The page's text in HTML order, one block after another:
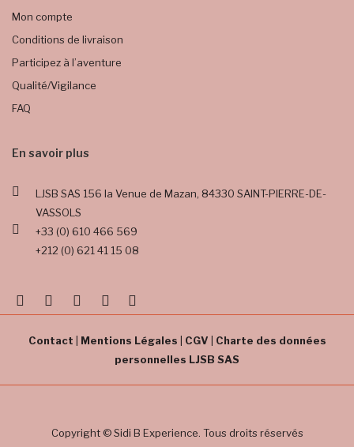
Mon compte
Conditions de livraison
Participez à l’aventure
Qualité/Vigilance
FAQ
En savoir plus
LJSB SAS 156 la Venue de Mazan, 84330 SAINT-PIERRE-DE-
VASSOLS
+33 (0) 610 466 569
+212 (0) 621 41 15 08
Contact Mentions Légales CGV
Charte des données
personnelles LJSB SAS
Copyright © Sidi B Experience. Tous droits réservés